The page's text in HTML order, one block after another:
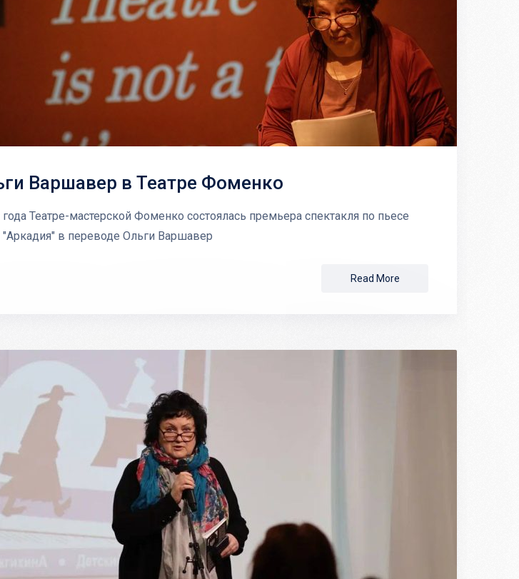
Варшавер в Театре Фоменко
Театре-мастерской Фоменко состоялась премьера спектакля по пьесе
"Аркадия" в переводе Ольги Варшавер
Read More